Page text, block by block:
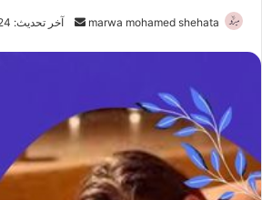
marwa mohamed shehata
ر
آخر تحديث: 10/23/2024